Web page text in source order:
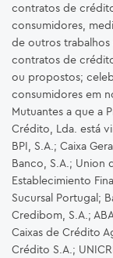
contratos de
consumidores,
de outros
contratos de
ou propostos;
consumidores em
Mutuantes a que a
Crédito, Lda. está
BPI, S.A.; Caixa
Banco, S.A.; Union
Establecimiento
Sucursal Portugal;
Credibom, S.A.;
Caixas de Crédito
Crédito S.A.;